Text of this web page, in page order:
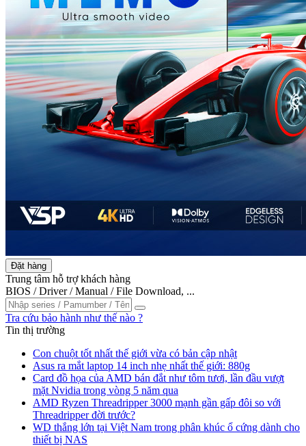
Đặt hàng
Trung tâm hỗ trợ khách hàng
BIOS / Driver / Manual / File Download, ...
Tra cứu bảo hành như thế nào ?
Tin thị trường
Con chuột tốt nhất thế giới vừa có bản cập nhật
Asus ra mắt laptop 14 inch nhẹ nhất thế giới: 880g
Card đồ họa của AMD bán đắt như tôm tươi, lần đầu vượt
mặt Nvidia trong vòng 5 năm qua
AMD Ryzen Threadripper 3000 mạnh gần gấp đôi so với
Threadripper đời trước?
WD thắng lớn tại Việt Nam trong phân khúc ổ cứng dành cho
thiết bị NAS